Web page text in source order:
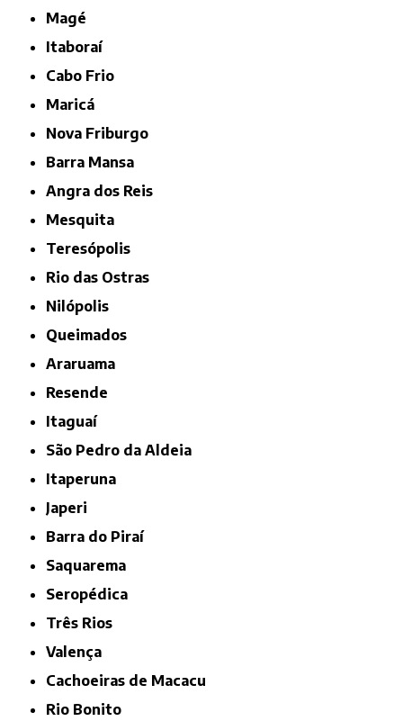
Magé
Itaboraí
Cabo Frio
Maricá
Nova Friburgo
Barra Mansa
Angra dos Reis
Mesquita
Teresópolis
Rio das Ostras
Nilópolis
Queimados
Araruama
Resende
Itaguaí
São Pedro da Aldeia
Itaperuna
Japeri
Barra do Piraí
Saquarema
Seropédica
Três Rios
Valença
Cachoeiras de Macacu
Rio Bonito